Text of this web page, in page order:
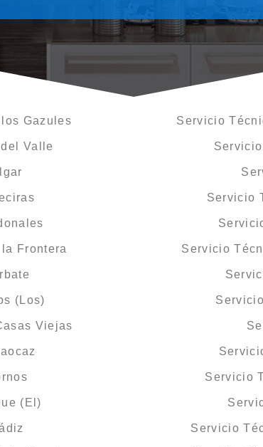
Gazules
Valle
Frontera
(Los)
Viejas
(El)
Servicio
Servicio
Servicio
Servicio
Servicio